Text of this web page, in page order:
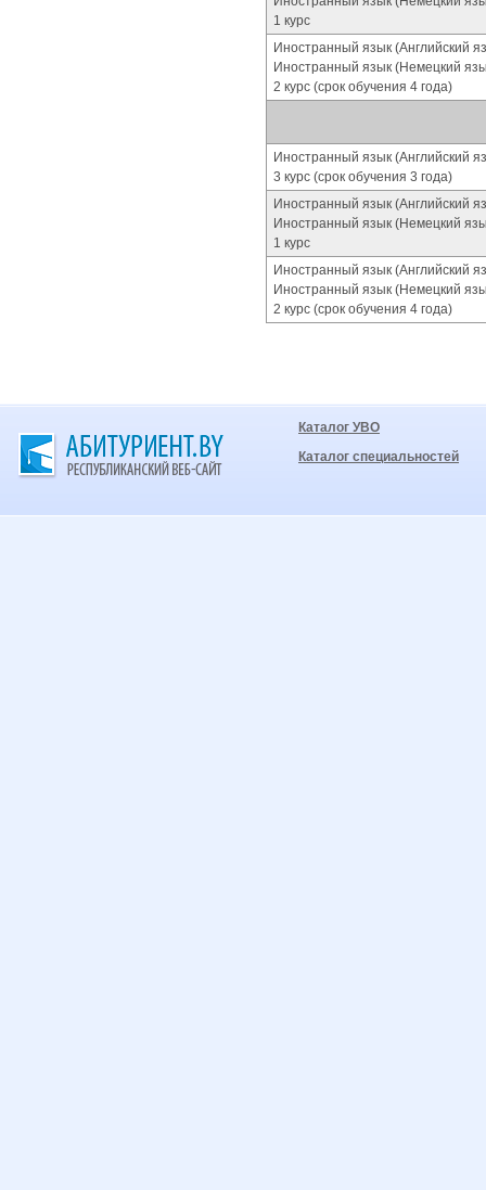
1 курс
Иностранный язык (Английский
Иностранный язык (Немецкий
2 курс (срок обучения 4 года)
Иностранный язык (Английский
3 курс (срок обучения 3 года)
Иностранный язык (Английский
Иностранный язык (Немецкий
1 курс
Иностранный язык (Английский
Иностранный язык (Немецкий
2 курс (срок обучения 4 года)
Каталог УВО
Каталог специальностей